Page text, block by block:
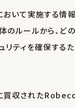
おいて実施する情
のルールから、
リティを確保す
買収された